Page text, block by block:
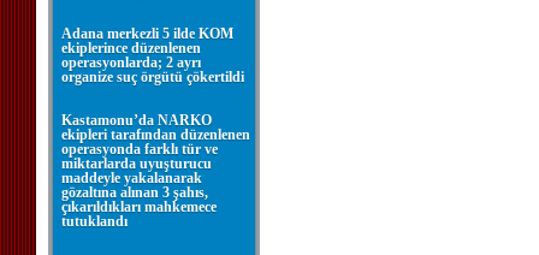
Adana merkezli 5 ilde KOM
ekiplerince düzenlenen
operasyonlarda; 2 ayrı
organize suç örgütü çökertildi
Kastamonu’da NARKO
ekipleri tarafından düzenlenen
operasyonda farklı tür ve
miktarlarda uyuşturucu
maddeyle yakalanarak
gözaltına alınan 3 şahıs,
çıkarıldıkları mahkemece
tutuklandı